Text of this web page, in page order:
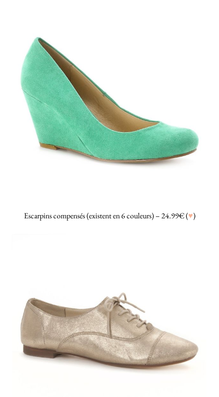
Escarpins compensés (existent en 6 couleurs) – 24.99€ (♥)